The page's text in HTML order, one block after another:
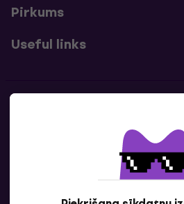
Pirkums
Useful links
Sazinies ar